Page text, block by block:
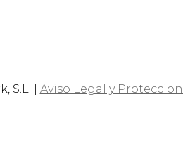
S.L. | Aviso Legal y